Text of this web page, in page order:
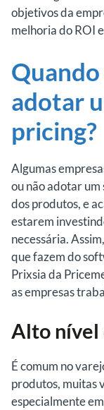
objetivos da
melhoria do ROI
Quando
adotar
pricing?
Algumas
ou não adotar
dos produtos, e
estarem
necessária.
que fazem do
Prixsia da
as empresas
Alto nível
É comum no
produtos, muitas
especialmente